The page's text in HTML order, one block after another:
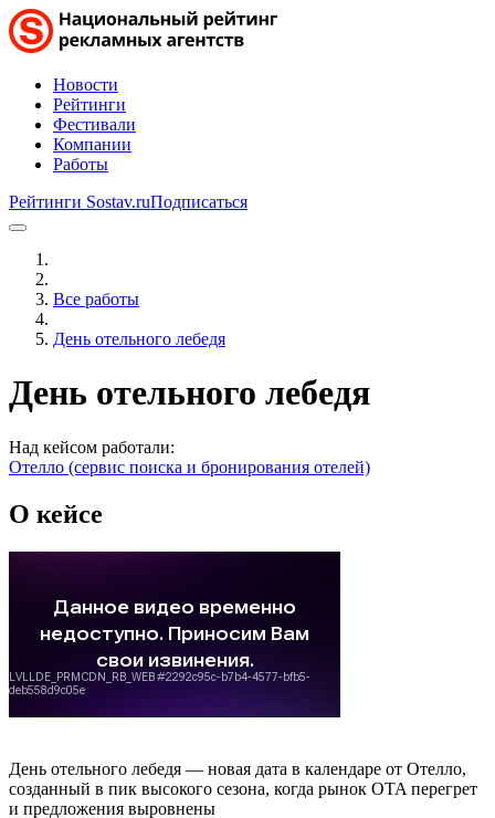
Новости
Рейтинги
Фестивали
Компании
Работы
Рейтинги Sostav.ruПодписаться
Все работы
День отельного лебедя
День отельного лебедя
Над кейсом работали:
Отелло (сервис поиска и бронирования отелей)
О кейсе
День отельного лебедя — новая дата в календаре от Отелло,
созданный в пик высокого сезона, когда рынок OTA перегрет
и предложения выровнены